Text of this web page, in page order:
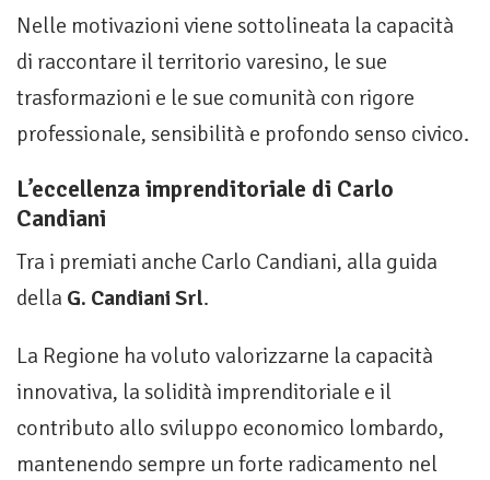
Nelle motivazioni viene sottolineata la capacità
di raccontare il territorio varesino, le sue
trasformazioni e le sue comunità con rigore
professionale, sensibilità e profondo senso civico.
L’eccellenza imprenditoriale di Carlo
Candiani
Tra i premiati anche Carlo Candiani, alla guida
della G. Candiani Srl.
La Regione ha voluto valorizzarne la capacità
innovativa, la solidità imprenditoriale e il
contributo allo sviluppo economico lombardo,
mantenendo sempre un forte radicamento nel